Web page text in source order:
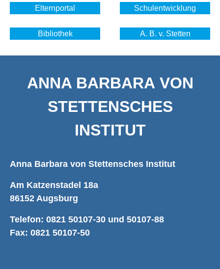
Elternportal Schulentwicklung
Bibliothek A. B. v. Stetten
ANNA BARBARA VON
STETTENSCHES
INSTITUT
Anna Barbara von Stettensches Institut
Am Katzenstadel 18a
86152 Augsburg
Telefon: 0821 50107-30 und 50107-88
Fax: 0821 50107-50